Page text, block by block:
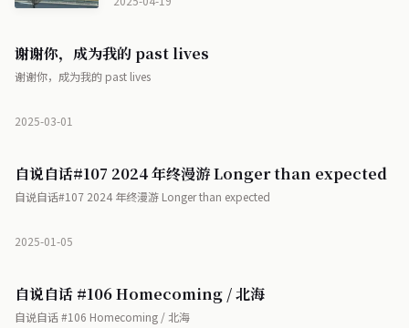
谢谢你，成为我的 past lives
谢谢你，成为我的 past lives
2025-03-01
自说自话#107 2024 年终漫游 Longer than expected
自说自话#107 2024 年终漫游 Longer than expected
2025-01-05
自说自话 #106 Homecoming / 北海
自说自话 #106 Homecoming / 北海